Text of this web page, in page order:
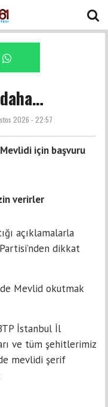
2026 - 22:57
için başvuru
verirler
açıklamalarla
dikkat
Mevlid okutmak
İstanbul İl
ve tüm şehitlerimiz
mevlidi şerif